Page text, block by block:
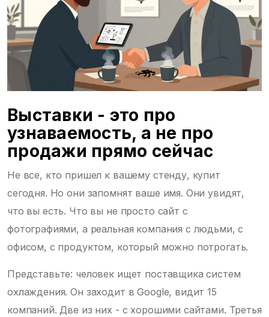
Выставки - это про
узнаваемость, а не про
продажи прямо сейчас
Не все, кто пришел к вашему стенду, купит
сегодня. Но они запомнят ваше имя. Они увидят,
что вы есть. Что вы не просто сайт с
фотографиями, а реальная компания с людьми, с
офисом, с продуктом, который можно потрогать.
Представьте: человек ищет поставщика систем
охлаждения. Он заходит в Google, видит 15
компаний. Две из них - с хорошими сайтами. Третья